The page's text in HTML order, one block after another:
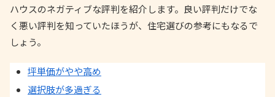
ハウスのネガティブな評判を紹介します。良い評判だけでな
く悪い評判を知っていたほうが、住宅選びの参考にもなるで
しょう。
坪単価がやや高め
選択肢が多過ぎる